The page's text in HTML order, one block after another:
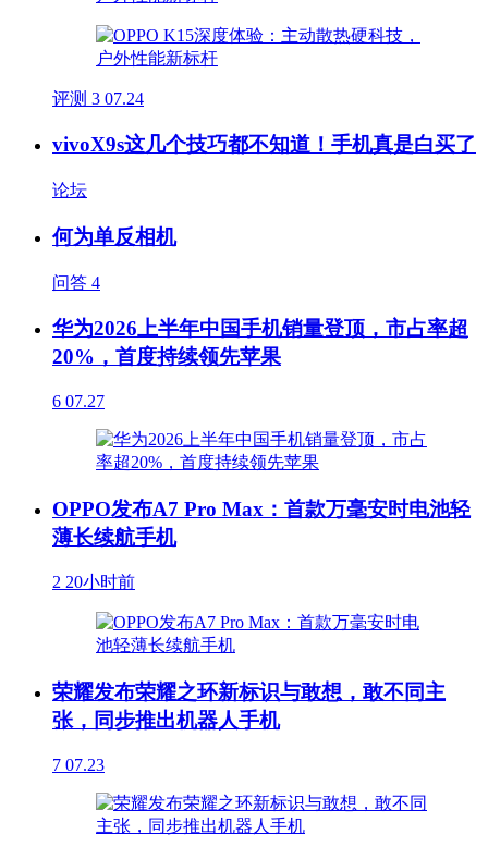
评测 3 07.24
vivoX9s这几个技巧都不知道！手机真是白买了
论坛
何为单反相机
问答 4
华为2026上半年中国手机销量登顶，市占率超
20%，首度持续领先苹果
6 07.27
OPPO发布A7 Pro Max：首款万毫安时电池轻
薄长续航手机
2 20小时前
荣耀发布荣耀之环新标识与敢想，敢不同主
张，同步推出机器人手机
7 07.23